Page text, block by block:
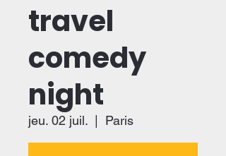
travel
comedy
night
jeu. 02 juil.
  |
Paris